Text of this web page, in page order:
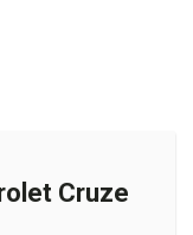
Cruze